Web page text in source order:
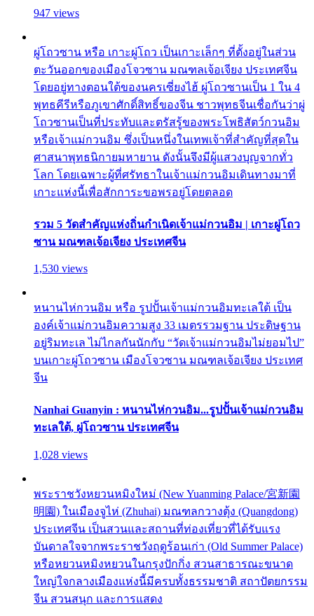
947 views
ผู่โถวซาน หรือ เกาะผู่โถว เป็นเกาะเล็กๆ ที่ตั้งอยู่ในส่วน
ตะวันออกของเมืองโจวซาน มณฑลเจ้อเจียง ประเทศจีน
โดยอยู่ทางตอนใต้ของนครเซี่ยงไฮ้ ผู่โถวซานเป็น 1 ใน 4
พุทธคีรีหรือภูเขาศักดิ์สิทธิ์ของจีน ชาวพุทธจีนเชื่อกันว่าผู่
โถวซานเป็นที่ประทับและตรัสรู้ของพระโพธิสัตว์กวนอิม
หรือเจ้าแม่กวนอิม ซึ่งเป็นหนึ่งในเทพเจ้าที่สำคัญที่สุดใน
ศาสนาพุทธนิกายมหายาน ดังนั้นจึงมีผู้แสวงบุญจากทั่ว
โลก โดยเฉพาะผู้ที่ศรัทธาในเจ้าแม่กวนอิมเดินทางมาที่
เกาะแห่งนี้เพื่อสักการะขอพรอยู่โดยตลอด
รวม 5 วัดสำคัญแห่งถิ่นกำเนิดเจ้าแม่กวนอิม | เกาะผู่โถว
ซาน มณฑลเจ้อเจียง ประเทศจีน
1,530 views
หนานไห่กวนอิม หรือ รูปปั้นเจ้าแม่กวนอิมทะเลใต้ เป็น
องค์เจ้าแม่กวนอิมความสูง 33 เมตรรวมฐาน ประดิษฐาน
อยู่ริมทะเล ไม่ไกลกันนักกับ “วัดเจ้าแม่กวนอิมไม่ยอมไป”
บนเกาะผู่โถวซาน เมืองโจวซาน มณฑลเจ้อเจียง ประเทศ
จีน
Nanhai Guanyin : หนานไห่กวนอิม...รูปปั้นเจ้าแม่กวนอิม
ทะเลใต้, ผู่โถวซาน ประเทศจีน
1,028 views
พระราชวังหยวนหมิงใหม่ (New Yuanming Palace/宮新園
明園) ในเมืองจูไห่ (Zhuhai) มณฑลกวางตุ้ง (Quangdong)
ประเทศจีน เป็นสวนและสถานที่ท่องเที่ยวที่ได้รับแรง
บันดาลใจจากพระราชวังฤดูร้อนเก่า (Old Summer Palace)
หรือหยวนหมิงหยวนในกรุงปักกิ่ง สวนสาธารณะขนาด
ใหญ่ใจกลางเมืองแห่งนี้มีครบทั้งธรรมชาติ สถาปัตยกรรม
จีน สวนสนุก และการแสดง